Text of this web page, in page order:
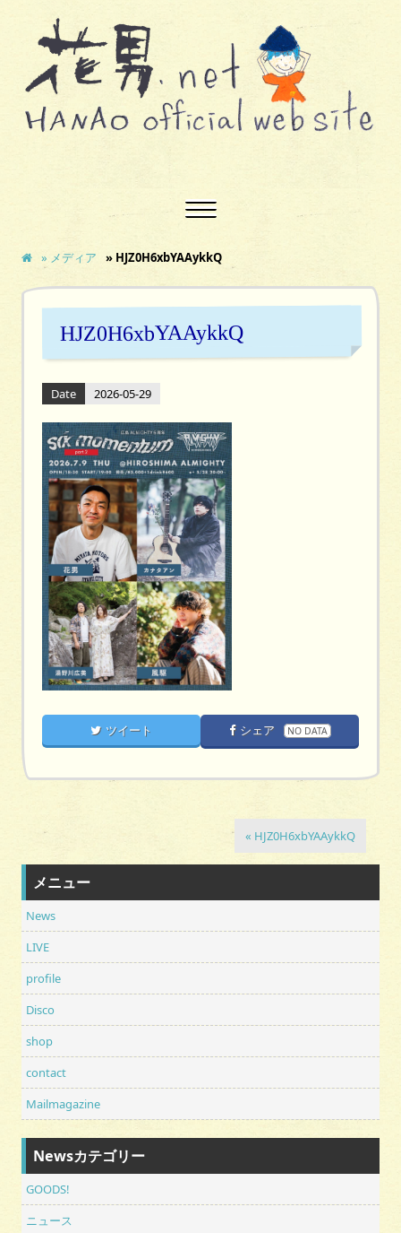
» メディア » HJZ0H6xbYAAykkQ
HJZ0H6xbYAAykkQ
Date 2026-05-29
ツイート シェア NO DATA
« HJZ0H6xbYAAykkQ
メニュー
News
LIVE
profile
Disco
shop
contact
Mailmagazine
Newsカテゴリー
GOODS!
ニュース